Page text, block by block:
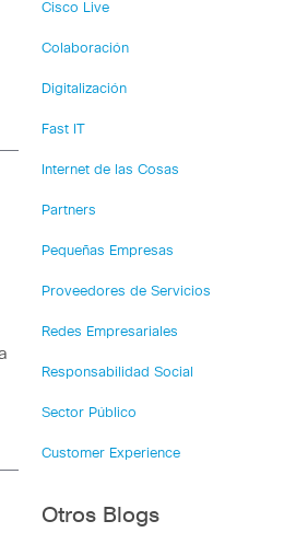
Cisco Live
Colaboración
Digitalización
Fast IT
Internet de las Cosas
Partners
Pequeñas Empresas
Proveedores de Servicios
Redes Empresariales
Responsabilidad Social
Sector Público
Customer Experience
Otros Blogs